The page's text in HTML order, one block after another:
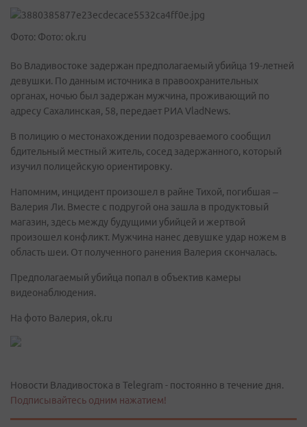
Фото: Фото: ok.ru
Во Владивостоке задержан предполагаемый убийца 19-летней
девушки. По данным источника в правоохранительных
органах, ночью был задержан мужчина, проживающий по
адресу Сахалинская, 58, передает РИА VladNews.
В полицию о местонахождении подозреваемого сообщил
бдительный местный житель, сосед задержанного, который
изучил полицейскую ориентировку.
Напомним, инцидент произошел в райне Тихой, погибшая –
Валерия Ли. Вместе с подругой она зашла в продуктовый
магазин, здесь между будущими убийцей и жертвой
произошел конфликт. Мужчина нанес девушке удар ножем в
область шеи. От полученного ранения Валерия скончалась.
Предполагаемый убийца попал в объектив камеры
видеонаблюдения.
На фото Валерия, ok.ru
Новости Владивостока в Telegram - постоянно в течение дня.
Подписывайтесь одним нажатием!